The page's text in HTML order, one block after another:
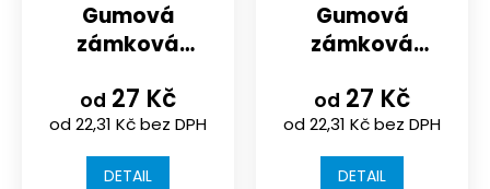
Gumová
zámková
KRAJOVÁ
od 22,31 Kč bez DPH
od 27 Kč
DETAIL
Gumová
zámková
POLOVIČNÍ
od 22,31 Kč bez DPH
od 27 Kč
DETAIL